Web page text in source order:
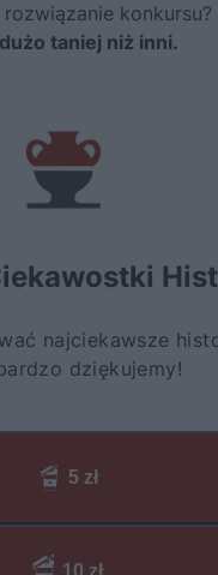
konkursu?
taniej niż inni.